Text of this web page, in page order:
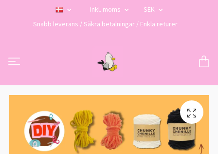
Inkl. moms
SEK
Snabb leverans / Säkra betalningar / Enkla returer